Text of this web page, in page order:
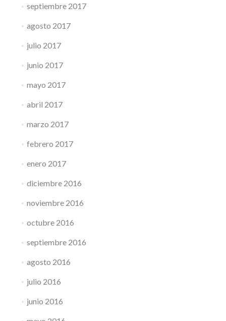
septiembre 2017
agosto 2017
julio 2017
junio 2017
mayo 2017
abril 2017
marzo 2017
febrero 2017
enero 2017
diciembre 2016
noviembre 2016
octubre 2016
septiembre 2016
agosto 2016
julio 2016
junio 2016